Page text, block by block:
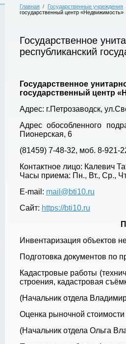
Главная / Государственные учреждения
государственный центр «Недвижимость»
Государственное
республиканский
Государственное
государственный центр
Адрес: г.Петрозаводск,
Адрес обособленного
Пионерская, 6
(81459) 7-48-32, моб. 8-921-
Контактное лицо: Калевич
Часы приема: Пн., Вт., Ср.,
E-mail: mail@bti10.ru
Сайт: https://bti10.ru
Инвентаризация объектов
Подготовка документов по
Кадастровые работы
строения, кадастровая
(Начальник отдела
Оценка рыночной
(Начальник отдела Ольга